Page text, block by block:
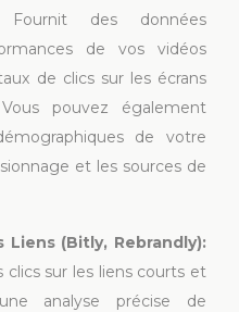
Fournit des données
de vos vidéos
de clics sur les écrans
pouvez également
de votre
et les sources de
(Bitly, Rebrandly):
sur les liens courts et
analyse précise de